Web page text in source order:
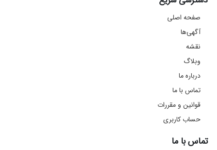
صفحه اصلی
آگهی‌ها
نقشه
وبلاگ
درباره ما
تماس با ما
قوانین و مقررات
حساب کاربری
تماس با ما